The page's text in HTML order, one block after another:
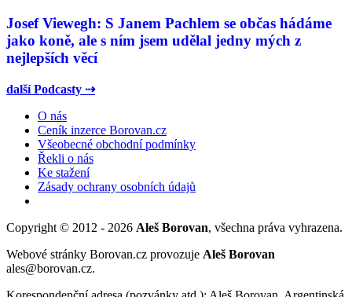
Josef Viewegh: S Janem Pachlem se občas hádáme
jako koně, ale s ním jsem udělal jedny mých z
nejlepších věcí
další Podcasty ⇢
O nás
Ceník inzerce Borovan.cz
Všeobecné obchodní podmínky
Řekli o nás
Ke stažení
Zásady ochrany osobních údajů
Copyright © 2012 - 2026 Aleš Borovan, všechna práva vyhrazena.
Webové stránky Borovan.cz provozuje Aleš Borovan
ales@borovan.cz.